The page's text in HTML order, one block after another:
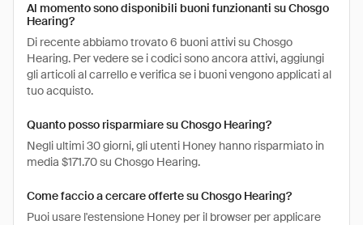
Al momento sono disponibili buoni funzionanti su Chosgo
Hearing?
Di recente abbiamo trovato 6 buoni attivi su Chosgo
Hearing. Per vedere se i codici sono ancora attivi, aggiungi
gli articoli al carrello e verifica se i buoni vengono applicati al
tuo acquisto.
Quanto posso risparmiare su Chosgo Hearing?
Negli ultimi 30 giorni, gli utenti Honey hanno risparmiato in
media $171.70 su Chosgo Hearing.
Come faccio a cercare offerte su Chosgo Hearing?
Puoi usare l'estensione Honey per il browser per applicare